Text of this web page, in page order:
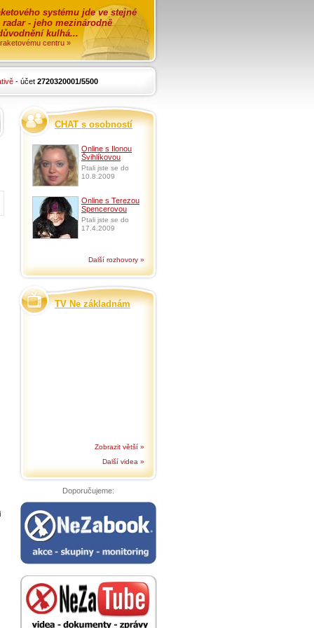
systému jde ve stejné
- jeho mezinárodně
kulhá...
centru »
- účet 2720320001/5500
CHAT s osobností
Online s Ilonou
Švihlíkovou
Ptali jste se do
10.8.2009
Online s Terezou
Spencerovou
Ptali jste se do
17.4.2009
Další rozhovory »
TV Ne základnám
Zobrazit větší »
Další videa »
Doporučujeme: